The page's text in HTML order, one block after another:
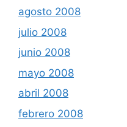
agosto 2008
julio 2008
junio 2008
mayo 2008
abril 2008
febrero 2008